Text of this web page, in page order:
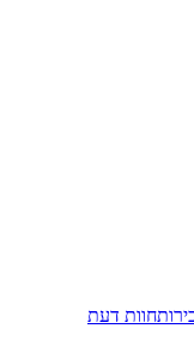
חוות דעת